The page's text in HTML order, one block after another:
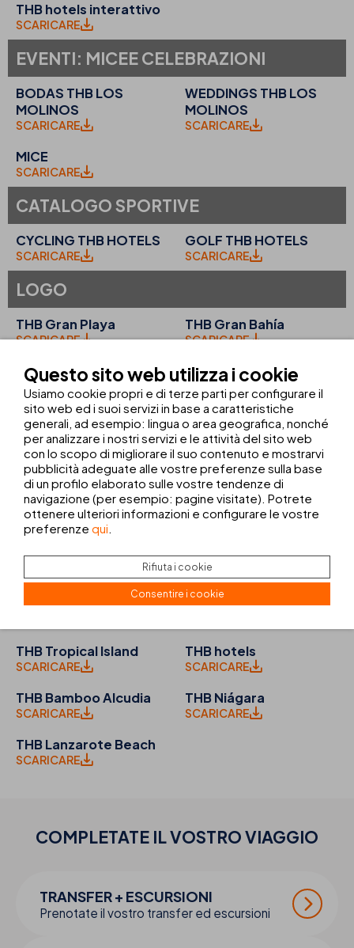
THB hotels interattivo
SCARICARE
EVENTI: MICEE CELEBRAZIONI
BODAS THB LOS
MOLINOS
SCARICARE
WEDDINGS THB LOS
MOLINOS
SCARICARE
MICE
SCARICARE
CATALOGO SPORTIVE
CYCLING THB HOTELS
SCARICARE
GOLF THB HOTELS
SCARICARE
LOGO
THB Gran Playa
SCARICARE
THB Gran Bahía
SCARICARE
THB Guya Playa
SCARICARE
THB Cala Lliteras
SCARICARE
THB Dos Playas
SCARICARE
THB Sa Coma Platja
SCARICARE
THB Felip
SCARICARE
THB El Cid
SCARICARE
THB María Isabel
SCARICARE
THB Los Molinos
THB Ocean Beach THB Naeco Ibiza
SCARICARE
THB Flora THB Royal
THB Tropical Island
SCARICARE
THB hotels
SCARICARE
THB Bamboo Alcudia
SCARICARE
THB Niágara
SCARICARE
THB Lanzarote Beach
SCARICARE
COMPLETATE IL VOSTROVIAGGIO
TRANSFER + ESCURSIONI
Prenotate il vostro transfer ed escursioni
Questo sito web utilizza i cookie
Usiamo cookie propri e di terze parti per configurare il
sito web ed i suoi servizi in base a caratteristiche
generali, ad esempio: lingua o area geografica, nonché
per analizzare i nostri servizi e le attività del sito web
con lo scopo di migliorare il suo contenuto e mostrarvi
pubblicità adeguate alle vostre preferenze sulla base
di un profilo elaborato sulle vostre tendenze di
navigazione (per esempio: pagine visitate). Potrete
ottenere ulteriori informazioni e configurare le vostre
preferenze qui
Rifiuta i cookie
Consentire i cookie